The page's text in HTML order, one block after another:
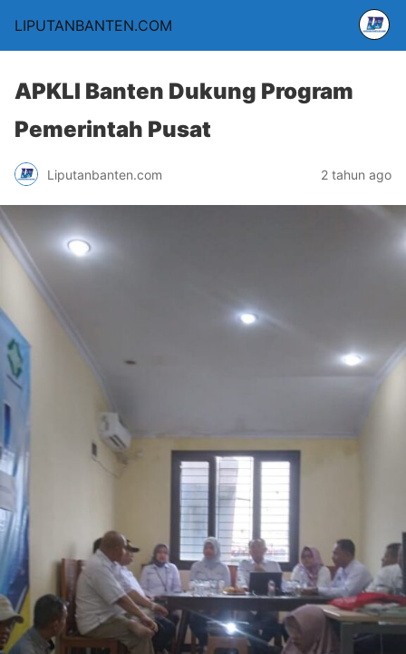
LIPUTANBANTEN.COM
APKLI Banten Dukung Program
Pemerintah Pusat
Liputanbanten.com 2 tahun ago